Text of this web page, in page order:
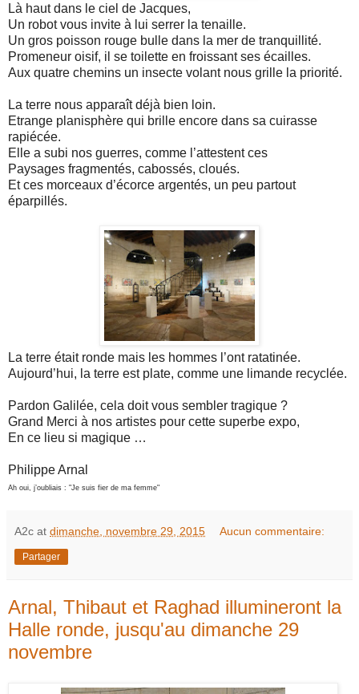
Là haut dans le ciel de Jacques,
Un robot vous invite à lui serrer la tenaille.
Un gros poisson rouge bulle dans la mer de tranquillité.
Promeneur oisif, il se toilette en froissant ses écailles.
Aux quatre chemins un insecte volant nous grille la priorité.
La terre nous apparaît déjà bien loin.
Etrange planisphère qui brille encore dans sa cuirasse
rapiécée.
Elle a subi nos guerres, comme l’attestent ces
Paysages fragmentés, cabossés, cloués.
Et ces morceaux d’écorce argentés, un peu partout
éparpillés.
La terre était ronde mais les hommes l’ont ratatinée.
Aujourd’hui, la terre est plate, comme une limande recyclée.
Pardon Galilée, cela doit vous sembler tragique ?
Grand Merci à nos artistes pour cette superbe expo,
En ce lieu si magique …
Philippe Arnal
Ah oui, j’oubliais : "Je suis fier de ma femme"
A2c at dimanche, novembre 29, 2015 Aucun commentaire:
Partager
Arnal, Thibaut et Raghad illumineront la
Halle ronde, jusqu'au dimanche 29
novembre